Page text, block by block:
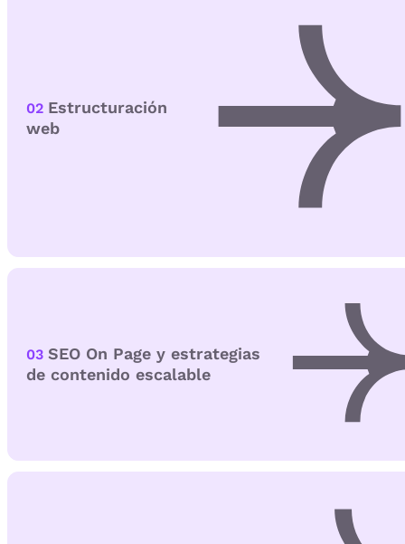
02 Estructuración
web
03 SEO On Page y estrategias
de contenido escalable